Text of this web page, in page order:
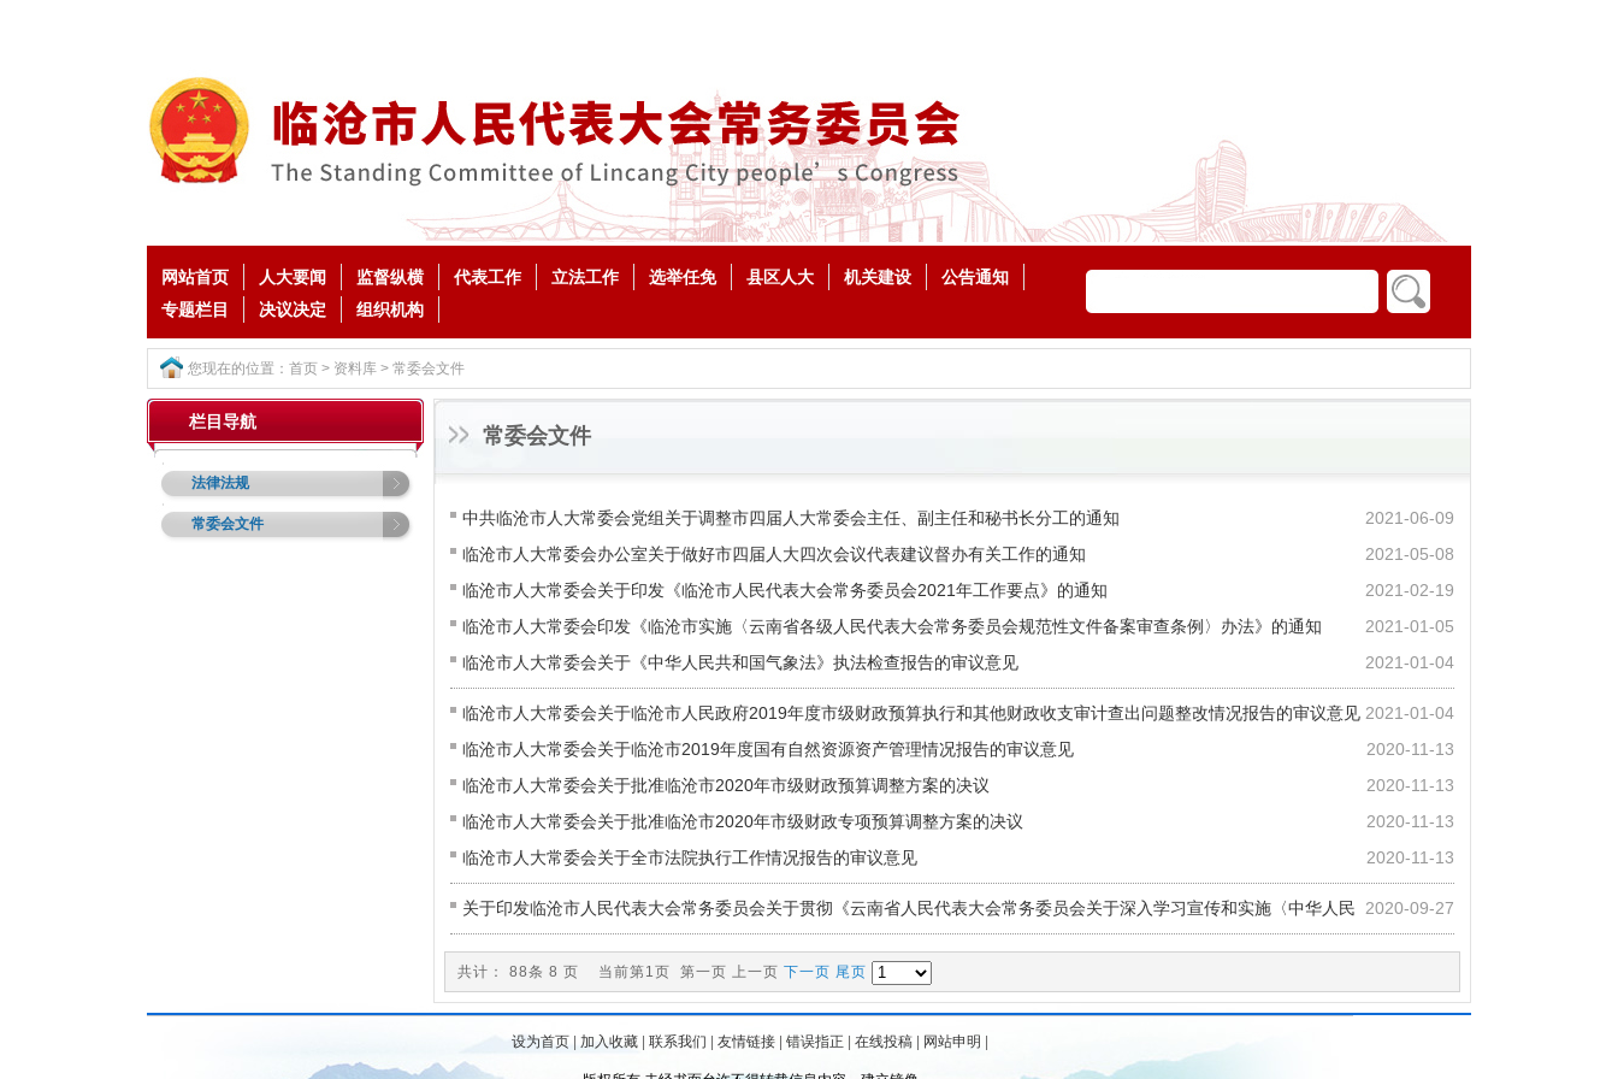
网站首页 人大要闻 监督纵横 代表工作 立法工作 选举任免 县区人大 机关建设
公告通知
专题栏目
决议决定 组织机构
您现在的位置： 首页 > 资料库 > 常委会文件
栏目导航
法律法规
常委会文件
常委会文件
2021-06-09
中共临沧市人大常委会党组关于调整市四届人大常委会主任、副主任和秘书长分工的通知
2021-05-08
临沧市人大常委会办公室关于做好市四届人大四次会议代表建议督办有关工作的通知
2021-02-19
临沧市人大常委会关于印发《临沧市人民代表大会常务委员会2021年工作要点》的通知
2021-01-05
临沧市人大常委会印发《临沧市实施〈云南省各级人民代表大会常务委员会规范性文件备案审查条例〉办法》的通知
2021-01-04
临沧市人大常委会关于《中华人民共和国气象法》执法检查报告的审议意见
2021-01-04
临沧市人大常委会关于临沧市人民政府2019年度市级财政预算执行和其他财政收支审计查出问题整改情况报告的审议意见
2020-11-13
临沧市人大常委会关于临沧市2019年度国有自然资源资产管理情况报告的审议意见
2020-11-13
临沧市人大常委会关于批准临沧市2020年市级财政预算调整方案的决议
2020-11-13
临沧市人大常委会关于批准临沧市2020年市级财政专项预算调整方案的决议
2020-11-13
临沧市人大常委会关于全市法院执行工作情况报告的审议意见
2020-09-27
关于印发临沧市人民代表大会常务委员会关于贯彻《云南省人民代表大会常务委员会关于深入学习宣传和实施〈中华人民
共计： 88条 8 页 当前第1页 第一页 上一页 下一页 尾页
设为首页 加入收藏 联系我们 友情链接 错误指正 在线投稿 网站申明